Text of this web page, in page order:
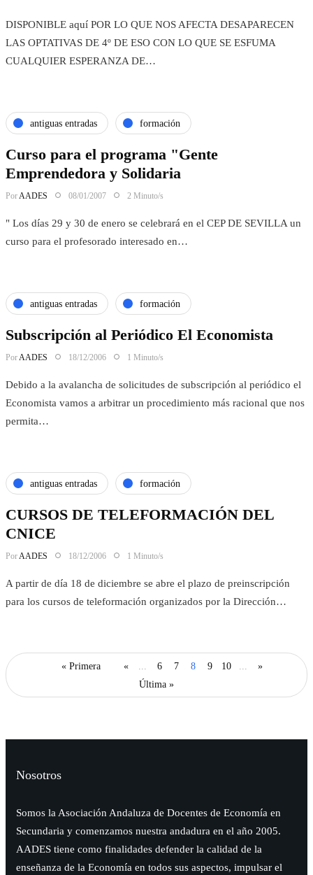
DISPONIBLE aquí POR LO QUE NOS AFECTA DESAPARECEN
LAS OPTATIVAS DE 4º DE ESO CON LO QUE SE ESFUMA
CUALQUIER ESPERANZA DE…
antiguas entradas formación
Curso para el programa "Gente
Emprendedora y Solidaria
PorAADES 08/01/2007 2 Minuto/s
" Los días 29 y 30 de enero se celebrará en el CEP DE SEVILLA un
curso para el profesorado interesado en…
antiguas entradas formación
Subscripción al Periódico El Economista
PorAADES 18/12/2006 1 Minuto/s
Debido a la avalancha de solicitudes de subscripción al periódico el
Economista vamos a arbitrar un procedimiento más racional que nos
permita…
antiguas entradas formación
CURSOS DE TELEFORMACIÓN DEL
CNICE
PorAADES 18/12/2006 1 Minuto/s
A partir de día 18 de diciembre se abre el plazo de preinscripción
para los cursos de teleformación organizados por la Dirección…
« Primera « ... 6 7 8 9 10 ...
»
Última »
Nosotros
Somos la Asociación Andaluza de Docentes de Economía en
Secundaria y comenzamos nuestra andadura en el año 2005.
AADES tiene como finalidades defender la calidad de la
enseñanza de la Economía en todos sus aspectos, impulsar el